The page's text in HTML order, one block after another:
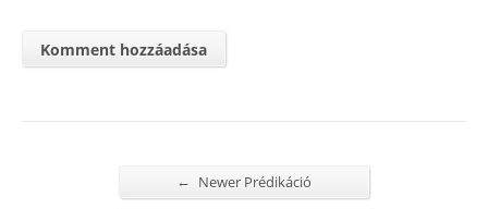
← Newer Prédikáció